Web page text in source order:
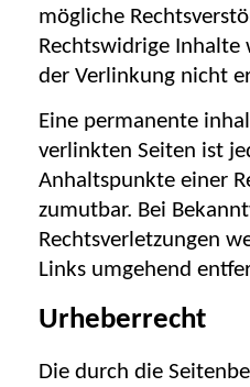
mögliche
Rechtswidrige
der Verlinkung nicht
Eine permanente
verlinkten Seiten ist
Anhaltspunkte einer
zumutbar. Bei
Rechtsverletzungen
Links umgehend
Urheberrecht
Die durch die